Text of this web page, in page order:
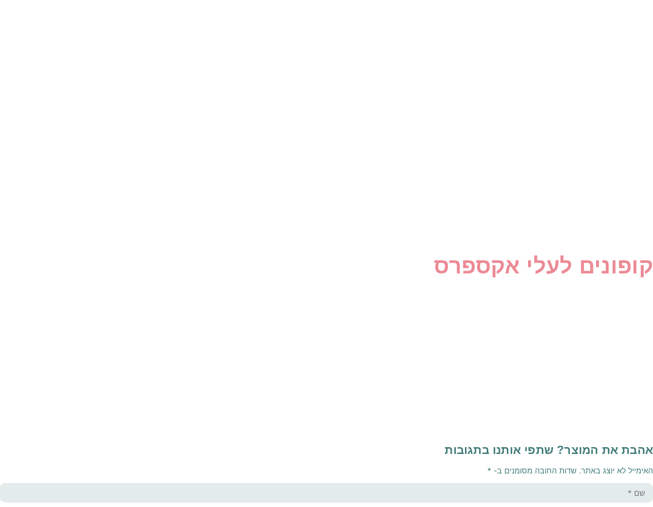
קופונים לעלי אקספרס
אהבת את המוצר? שתפי אותנו בתגובות
האימייל לא יוצג באתר. שדות החובה מסומנים ב- *